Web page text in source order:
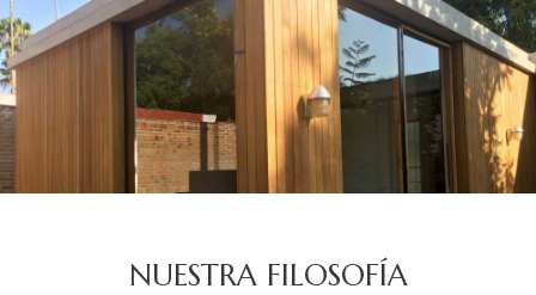
NUESTRA FILOSOFÍA